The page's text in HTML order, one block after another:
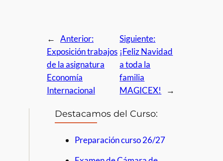
←
Anterior:
Exposición trabajos
de la asignatura
Economía
Internacional
Siguiente:
¡Feliz Navidad
a toda la
familia
MAGICEX!
→
Destacamos del Curso:
Preparación curso 26/27